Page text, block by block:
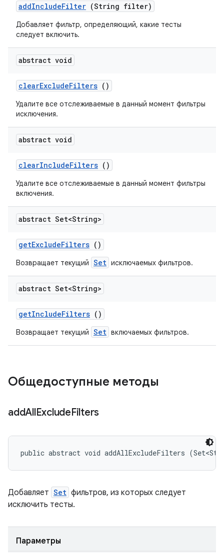
addIncludeFilter (String filter)
Добавляет фильтр, определяющий, какие тесты
следует включить.
abstract void
clearExcludeFilters ()
Удалите все отслеживаемые в данный момент фильтры
исключения.
abstract void
clearIncludeFilters ()
Удалите все отслеживаемые в данный момент фильтры
включения.
abstract Set<String>
getExcludeFilters ()
Возвращает текущий Set исключаемых фильтров.
abstract Set<String>
getIncludeFilters ()
Возвращает текущий Set включаемых фильтров.
Общедоступные методы
addAllExcludeFilters
public abstract void addAllExcludeFilters
Добавляет Set фильтров, из которых следует
исключить тесты.
Параметры